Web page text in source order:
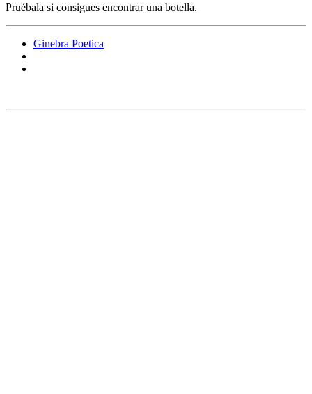
Pruébala si consigues encontrar una botella.
Ginebra Poetica